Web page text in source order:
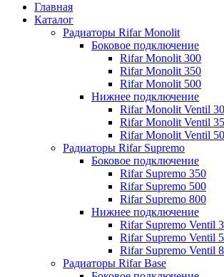
Главная
Каталог
Радиаторы Rifar Monolit
Боковое подключение
Rifar Monolit 300
Rifar Monolit 350
Rifar Monolit 500
Нижнее подключение
Rifar Monolit Ventil
Rifar Monolit Ventil
Rifar Monolit Ventil
Радиаторы Rifar Supremo
Боковое подключение
Rifar Supremo 350
Rifar Supremo 500
Rifar Supremo 800
Нижнее подключение
Rifar Supremo Ventil
Rifar Supremo Ventil
Rifar Supremo Ventil
Радиаторы Rifar Base